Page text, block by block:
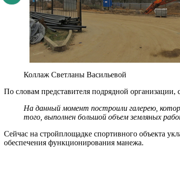
Коллаж Светланы Васильевой
По словам представителя подрядной
На данный момент построили галерею,
того, выполнен большой объем земляных
Сейчас на стройплощадке спортивного объекта
обеспечения функционирования манежа.